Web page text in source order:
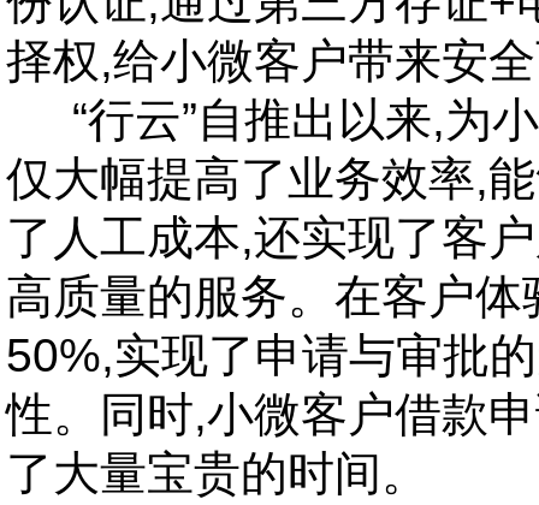
择权,给小微客户带来安
“行云”自推出以来,为
仅大幅提高了业务效率,
了人工成本,还实现了客
高质量的服务。在客户体
50%,实现了申请与审批
性。同时,小微客户借款
了大量宝贵的时间。